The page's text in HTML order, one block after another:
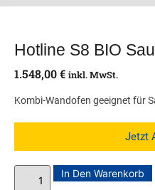
Hotline S8 BIO
1.548,00€ inkl. MwSt.
Kombi-Wandofen geeignet für
Jetzt
In Den Warenkorb